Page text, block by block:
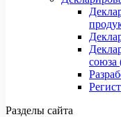
Разделы сайта